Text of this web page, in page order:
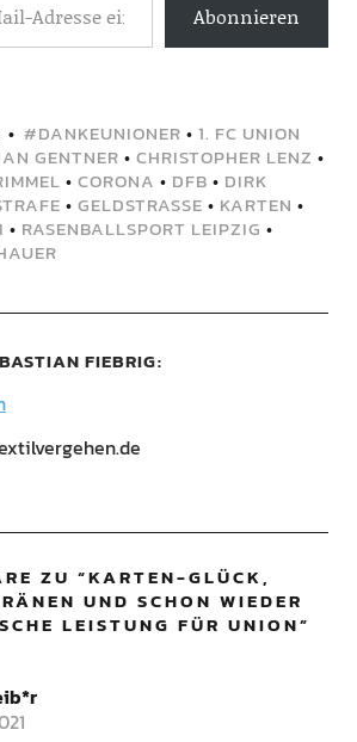
Abonnieren
#DANKEUNIONER • 1. FC UNION
GENTNER • CHRISTOPHER LENZ •
• CORONA • DFB • DIRK
• GELDSTRASSE • KARTEN •
• RASENBALLSPORT LEIPZIG •
FIEBRIG
ZU “KARTEN-GLÜCK,
UND SCHON WIEDER
LEISTUNG FÜR UNION”